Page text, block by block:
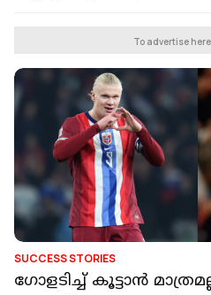
To advertise here,
SUCCESS STORIES
ഗോളടിച്ച് കൂട്ടാൻ